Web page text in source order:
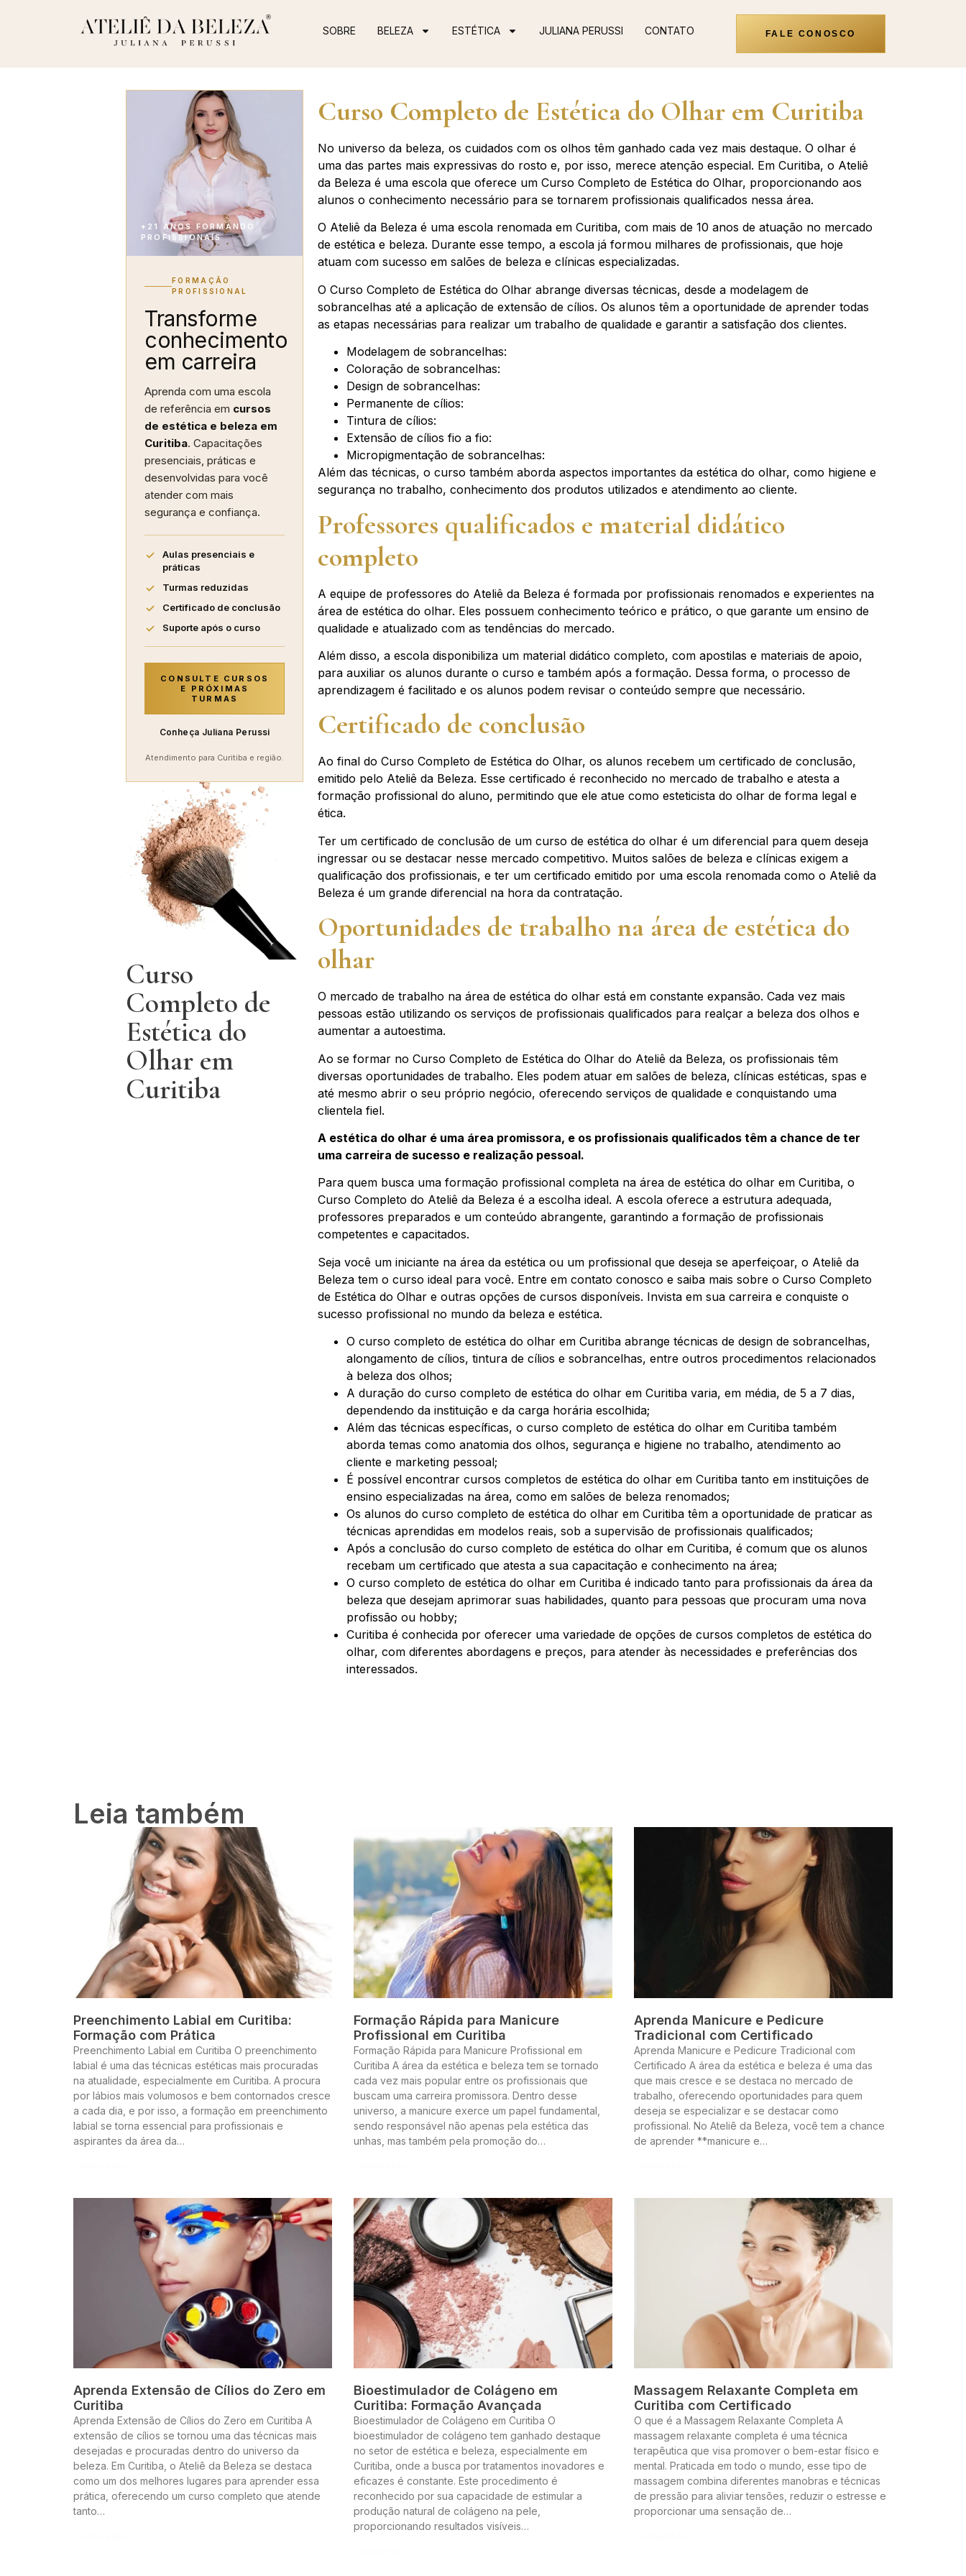
SOBRE BELEZA ESTÉTICA JULIANA PERUSSI CONTATO FALE CONOSCO
+21 ANOS FORMANDO
PROFISSIONAIS
FORMAÇÃO
PROFISSIONAL
Transforme
conhecimento
em carreira
Aprenda com uma escola
de referência em cursos
de estética e beleza em
Curitiba. Capacitações
presenciais, práticas e
desenvolvidas para você
atender com mais
segurança e confiança.
Aulas presenciais e
práticas
Turmas reduzidas
Certificado de conclusão
Suporte após o curso
CONSULTE CURSOS
E PRÓXIMAS
TURMAS
Conheça Juliana Perussi
Atendimento para Curitiba e região.
Curso
Completo de
Estética do
Olhar em
Curitiba
Curso Completo de Estética do Olhar em Curitiba
No universo da beleza, os cuidados com os olhos têm ganhado cada vez mais destaque. O olhar é
uma das partes mais expressivas do rosto e, por isso, merece atenção especial. Em Curitiba, o Ateliê
da Beleza é uma escola que oferece um Curso Completo de Estética do Olhar, proporcionando aos
alunos o conhecimento necessário para se tornarem profissionais qualificados nessa área.
O Ateliê da Beleza é uma escola renomada em Curitiba, com mais de 10 anos de atuação no mercado
de estética e beleza. Durante esse tempo, a escola já formou milhares de profissionais, que hoje
atuam com sucesso em salões de beleza e clínicas especializadas.
O Curso Completo de Estética do Olhar abrange diversas técnicas, desde a modelagem de
sobrancelhas até a aplicação de extensão de cílios. Os alunos têm a oportunidade de aprender todas
as etapas necessárias para realizar um trabalho de qualidade e garantir a satisfação dos clientes.
Modelagem de sobrancelhas:
Coloração de sobrancelhas:
Design de sobrancelhas:
Permanente de cílios:
Tintura de cílios:
Extensão de cílios fio a fio:
Micropigmentação de sobrancelhas:
Além das técnicas, o curso também aborda aspectos importantes da estética do olhar, como higiene e
segurança no trabalho, conhecimento dos produtos utilizados e atendimento ao cliente.
Professores qualificados e material didático
completo
A equipe de professores do Ateliê da Beleza é formada por profissionais renomados e experientes na
área de estética do olhar. Eles possuem conhecimento teórico e prático, o que garante um ensino de
qualidade e atualizado com as tendências do mercado.
Além disso, a escola disponibiliza um material didático completo, com apostilas e materiais de apoio,
para auxiliar os alunos durante o curso e também após a formação. Dessa forma, o processo de
aprendizagem é facilitado e os alunos podem revisar o conteúdo sempre que necessário.
Certificado de conclusão
Ao final do Curso Completo de Estética do Olhar, os alunos recebem um certificado de conclusão,
emitido pelo Ateliê da Beleza. Esse certificado é reconhecido no mercado de trabalho e atesta a
formação profissional do aluno, permitindo que ele atue como esteticista do olhar de forma legal e
ética.
Ter um certificado de conclusão de um curso de estética do olhar é um diferencial para quem deseja
ingressar ou se destacar nesse mercado competitivo. Muitos salões de beleza e clínicas exigem a
qualificação dos profissionais, e ter um certificado emitido por uma escola renomada como o Ateliê da
Beleza é um grande diferencial na hora da contratação.
Oportunidades de trabalho na área de estética do
olhar
O mercado de trabalho na área de estética do olhar está em constante expansão. Cada vez mais
pessoas estão utilizando os serviços de profissionais qualificados para realçar a beleza dos olhos e
aumentar a autoestima.
Ao se formar no Curso Completo de Estética do Olhar do Ateliê da Beleza, os profissionais têm
diversas oportunidades de trabalho. Eles podem atuar em salões de beleza, clínicas estéticas, spas e
até mesmo abrir o seu próprio negócio, oferecendo serviços de qualidade e conquistando uma
clientela fiel.
A estética do olhar é uma área promissora, e os profissionais qualificados têm a chance de ter
uma carreira de sucesso e realização pessoal.
Para quem busca uma formação profissional completa na área de estética do olhar em Curitiba, o
Curso Completo do Ateliê da Beleza é a escolha ideal. A escola oferece a estrutura adequada,
professores preparados e um conteúdo abrangente, garantindo a formação de profissionais
competentes e capacitados.
Seja você um iniciante na área da estética ou um profissional que deseja se aperfeiçoar, o Ateliê da
Beleza tem o curso ideal para você. Entre em contato conosco e saiba mais sobre o Curso Completo
de Estética do Olhar e outras opções de cursos disponíveis. Invista em sua carreira e conquiste o
sucesso profissional no mundo da beleza e estética.
O curso completo de estética do olhar em Curitiba abrange técnicas de design de sobrancelhas,
alongamento de cílios, tintura de cílios e sobrancelhas, entre outros procedimentos relacionados
à beleza dos olhos;
A duração do curso completo de estética do olhar em Curitiba varia, em média, de 5 a 7 dias,
dependendo da instituição e da carga horária escolhida;
Além das técnicas específicas, o curso completo de estética do olhar em Curitiba também
aborda temas como anatomia dos olhos, segurança e higiene no trabalho, atendimento ao
cliente e marketing pessoal;
É possível encontrar cursos completos de estética do olhar em Curitiba tanto em instituições de
ensino especializadas na área, como em salões de beleza renomados;
Os alunos do curso completo de estética do olhar em Curitiba têm a oportunidade de praticar as
técnicas aprendidas em modelos reais, sob a supervisão de profissionais qualificados;
Após a conclusão do curso completo de estética do olhar em Curitiba, é comum que os alunos
recebam um certificado que atesta a sua capacitação e conhecimento na área;
O curso completo de estética do olhar em Curitiba é indicado tanto para profissionais da área da
beleza que desejam aprimorar suas habilidades, quanto para pessoas que procuram uma nova
profissão ou hobby;
Curitiba é conhecida por oferecer uma variedade de opções de cursos completos de estética do
olhar, com diferentes abordagens e preços, para atender às necessidades e preferências dos
interessados.
Leia também
Preenchimento Labial em Curitiba:
Formação com Prática
Preenchimento Labial em Curitiba O preenchimento
labial é uma das técnicas estéticas mais procuradas
na atualidade, especialmente em Curitiba. A procura
por lábios mais volumosos e bem contornados cresce
a cada dia, e por isso, a formação em preenchimento
labial se torna essencial para profissionais e
aspirantes da área da…
Formação Rápida para Manicure
Profissional em Curitiba
Formação Rápida para Manicure Profissional em
Curitiba A área da estética e beleza tem se tornado
cada vez mais popular entre os profissionais que
buscam uma carreira promissora. Dentro desse
universo, a manicure exerce um papel fundamental,
sendo responsável não apenas pela estética das
unhas, mas também pela promoção do…
Aprenda Manicure e Pedicure
Tradicional com Certificado
Aprenda Manicure e Pedicure Tradicional com
Certificado A área da estética e beleza é uma das
que mais cresce e se destaca no mercado de
trabalho, oferecendo oportunidades para quem
deseja se especializar e se destacar como
profissional. No Ateliê da Beleza, você tem a chance
de aprender **manicure e…
Aprenda Extensão de Cílios do Zero em
Curitiba
Aprenda Extensão de Cílios do Zero em Curitiba A
extensão de cílios se tornou uma das técnicas mais
desejadas e procuradas dentro do universo da
beleza. Em Curitiba, o Ateliê da Beleza se destaca
como um dos melhores lugares para aprender essa
prática, oferecendo um curso completo que atende
tanto…
Bioestimulador de Colágeno em
Curitiba: Formação Avançada
Bioestimulador de Colágeno em Curitiba O
bioestimulador de colágeno tem ganhado destaque
no setor de estética e beleza, especialmente em
Curitiba, onde a busca por tratamentos inovadores e
eficazes é constante. Este procedimento é
reconhecido por sua capacidade de estimular a
produção natural de colágeno na pele,
proporcionando resultados visíveis…
Massagem Relaxante Completa em
Curitiba com Certificado
O que é a Massagem Relaxante Completa A
massagem relaxante completa é uma técnica
terapêutica que visa promover o bem-estar físico e
mental. Praticada em todo o mundo, esse tipo de
massagem combina diferentes manobras e técnicas
de pressão para aliviar tensões, reduzir o estresse e
proporcionar uma sensação de…